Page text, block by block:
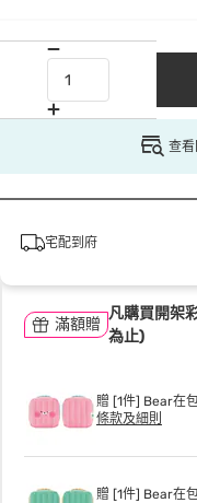
查
宅配到府
滿額贈
凡購買開架
為止)
贈 [1件] Bear在
條款及細則
贈 [1件] Bear在